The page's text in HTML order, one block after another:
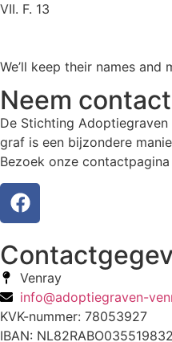
VII. F. 13
We’ll keep their names and
Neem
De Stichting
graf is een bijzondere
Bezoek onze
Venray
info@adoptiegraven-
KVK-nummer: 78053927
IBAN: